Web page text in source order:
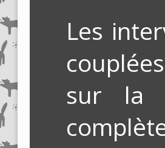
Les
sur la